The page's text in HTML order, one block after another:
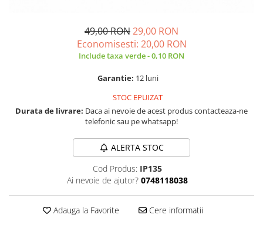
A1466 (13” 2012-2017)
A1932 (13” 2018-2019)
A2179 (13” 2020)
A2337 (M1 13” 2020)
A2941 (M2 15” 2023)
A3240 (M4 13” 2025)
49,00 RON29,00 RON
Economisesti: 20,00 RON
Include taxa verde - 0,10 RON
Garantie: 12 luni
STOC EPUIZAT
Durata de livrare: Daca ai nevoie de acest produs contacteaza-ne
telefonic sau pe whatsapp!
ALERTA STOC
Cod Produs: IP135
Ai nevoie de ajutor? 0748118038
Adauga la Favorite Cere informatii